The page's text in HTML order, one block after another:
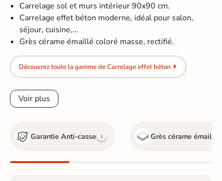
Carrelage sol et murs intérieur 90x90 cm.
Carrelage effet béton moderne, idéal pour salon,
séjour, cuisine,...
Grès cérame émaillé coloré masse, rectifié.
Découvrez toute la gamme de Carrelage effet béton
Voir plus
Garantie Anti-casse Grès cérame émaillé